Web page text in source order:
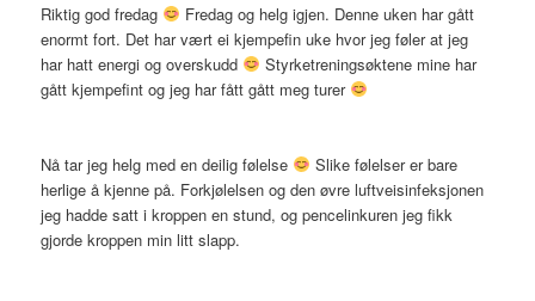
Riktig god fredag
Fredag og helg igjen. Denne uken har gått
enormt fort. Det har vært ei kjempefin uke hvor jeg føler at jeg
har hatt energi og overskudd
Styrketreningsøktene mine har
gått kjempefint og jeg har fått gått meg turer
Nå tar jeg helg med en deilig følelse
Slike følelser er bare
herlige å kjenne på. Forkjølelsen og den øvre luftveisinfeksjonen
jeg hadde satt i kroppen en stund, og pencelinkuren jeg fikk
gjorde kroppen min litt slapp.